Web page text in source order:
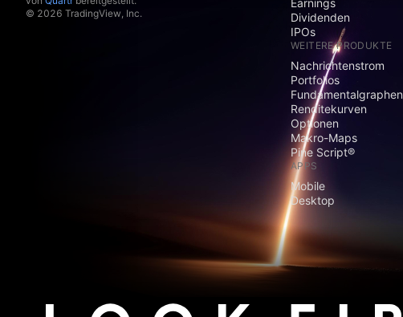
© 2026 TradingView, Inc.
Earnings
Dividenden
IPOs
WEITERE PRODUKTE
Nachrichtenstrom
Portfolios
Fundamentalgraphen
Renditekurven
Optionen
Makro-Maps
Pine Script®
APPS
Mobile
Desktop